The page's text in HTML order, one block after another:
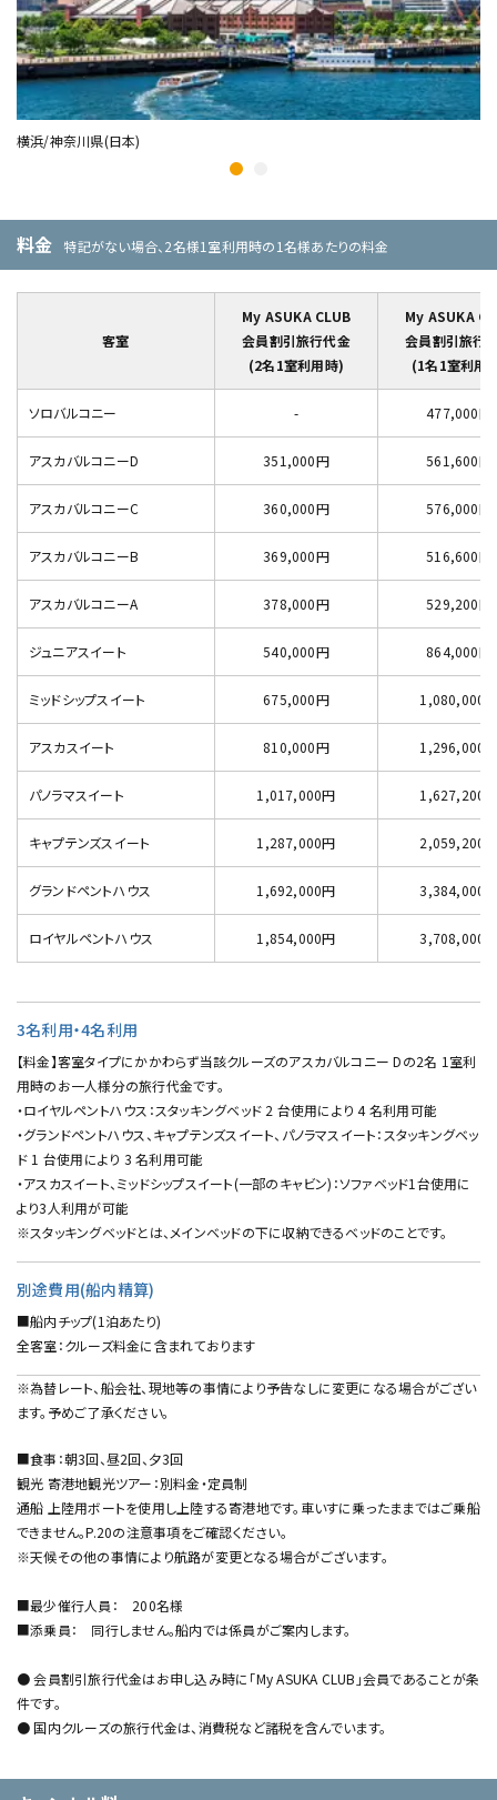
横浜/神奈川県(日本)
料金 特記がない場合、2名様1室利用時の1名様あたりの料金
客室
My ASUKA CLUB
会員割引旅行代金
(2名1室利用時)
My ASUKA
会員割引旅行
(1名1室利用
ソロバルコニー - 477,000円
アスカバルコニーD 351,000円 561,600円
アスカバルコニーC 360,000円 576,000円
アスカバルコニーB 369,000円 516,600円
アスカバルコニーA 378,000円 529,200円
ジュニアスイート 540,000円 864,000円
ミッドシップスイート 675,000円 1,080,000
アスカスイート 810,000円 1,296,000
パノラマスイート 1,017,000円 1,627,200
キャプテンズスイート 1,287,000円 2,059,200
グランドペントハウス 1,692,000円 3,384,000
ロイヤルペントハウス 1,854,000円 3,708,000
3名利用・4名利用
【料金】客室タイプにかかわらず当該クルーズのアスカバルコニー Dの2名 1室利
用時のお一人様分の旅行代金です。
・ロイヤルペントハウス：スタッキングベッド 2 台使用により 4 名利用可能
・グランドペントハウス、キャプテンズスイート、パノラマスイート：スタッキングベッ
ド 1 台使用により 3 名利用可能
・アスカスイート、ミッドシップスイート(一部のキャビン)：ソファベッド1台使用に
より3人利用が可能
※スタッキングベッドとは、メインベッドの下に収納できるベッドのことです。
別途費用(船内精算)
■船内チップ(1泊あたり)
全客室：クルーズ料金に含まれております
※為替レート、船会社、現地等の事情により予告なしに変更になる場合がござい
ます。予めご了承ください。
■食事：朝3回、昼2回、夕3回
観光 寄港地観光ツアー：別料金・定員制
通船 上陸用ボートを使用し上陸する寄港地です。車いすに乗ったままではご乗船
できません。P.20の注意事項をご確認ください。
※天候その他の事情により航路が変更となる場合がございます。
■最少催行人員： 200名様
■添乗員： 同行しません。船内では係員がご案内します。
● 会員割引旅行代金はお申し込み時に「My ASUKA CLUB」会員であることが条
件です。
● 国内クルーズの旅行代金は、消費税など諸税を含んでいます。